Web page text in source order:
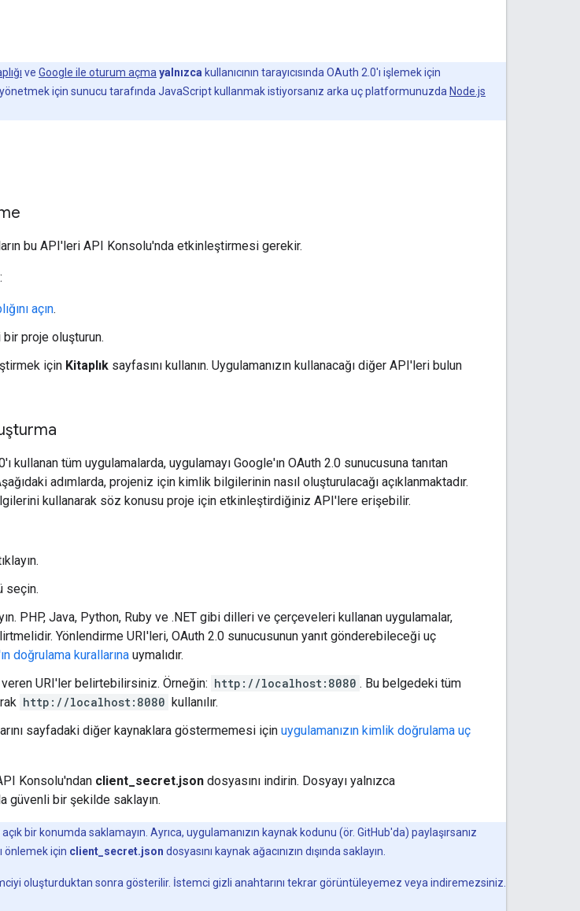
ve Google ile oturum açma yalnızca kullanıcının tarayıcısında OAuth 2.0'ı işlemek için
yönetmek için sunucu tarafında JavaScript kullanmak istiyorsanız arka uç platformunuzda Node.js
bu API'leri API Konsolu'nda etkinleştirmesi gerekir.
açın.
proje oluşturun.
için Kitaplık sayfasını kullanın. Uygulamanızın kullanacağı diğer API'leri bulun
kullanan tüm uygulamalarda, uygulamayı Google'ın OAuth 2.0 sunucusuna tanıtan
adımlarda, projeniz için kimlik bilgilerinin nasıl oluşturulacağı açıklanmaktadır.
kullanarak söz konusu proje için etkinleştirdiğiniz API'lere erişebilir.
seçin.
PHP, Java, Python, Ruby ve .NET gibi dilleri ve çerçeveleri kullanan uygulamalar,
Yönlendirme URI'leri, OAuth 2.0 sunucusunun yanıt gönderebileceği uç
doğrulama kurallarına uymalıdır.
URI'ler belirtebilirsiniz. Örneğin: http://localhost:8080 . Bu belgedeki tüm
http://localhost:8080 kullanılır.
sayfadaki diğer kaynaklara göstermemesi için uygulamanızın kimlik doğrulama uç
Konsolu'ndan client_secret.json dosyasını indirin. Dosyayı yalnızca
güvenli bir şekilde saklayın.
açık bir konumda saklamayın. Ayrıca, uygulamanızın kaynak kodunu (ör. GitHub'da) paylaşırsanız
önlemek için client_secret.json dosyasını kaynak ağacınızın dışında saklayın.
oluşturduktan sonra gösterilir. İstemci gizli anahtarını tekrar görüntüleyemez veya indiremezsiniz.